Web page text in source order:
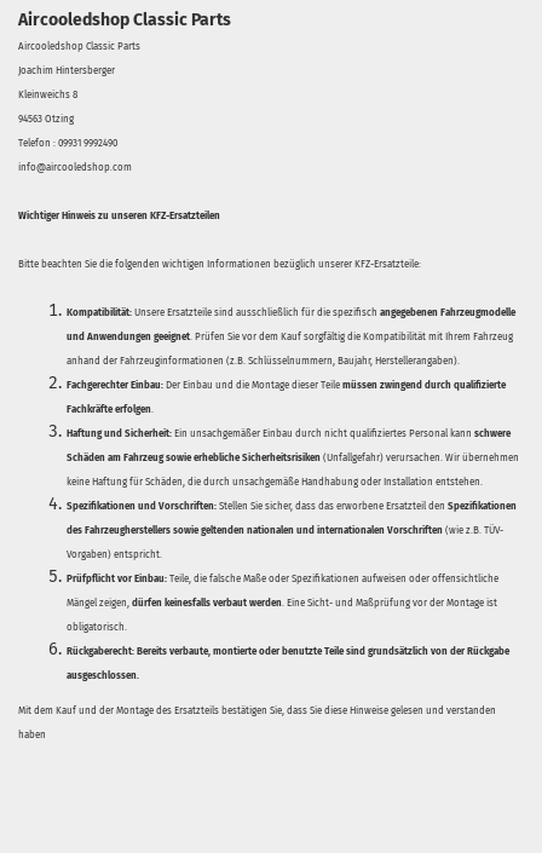
Aircooledshop Classic Parts
Aircooledshop Classic Parts
Joachim Hintersberger
Kleinweichs 8
94563 Otzing
Telefon : 09931 9992490
info@aircooledshop.com
Wichtiger Hinweis zu unseren KFZ-Ersatzteilen
Bitte beachten Sie die folgenden wichtigen Informationen bezüglich unserer KFZ-Ersatzteile:
Kompatibilität: Unsere Ersatzteile sind ausschließlich für die spezifisch angegebenen Fahrzeugmodelle
und Anwendungen geeignet. Prüfen Sie vor dem Kauf sorgfältig die Kompatibilität mit Ihrem Fahrzeug
anhand der Fahrzeuginformationen (z.B. Schlüsselnummern, Baujahr, Herstellerangaben).
Fachgerechter Einbau: Der Einbau und die Montage dieser Teile müssen zwingend durch qualifizierte
Fachkräfte erfolgen.
Haftung und Sicherheit: Ein unsachgemäßer Einbau durch nicht qualifiziertes Personal kann schwere
Schäden am Fahrzeug sowie erhebliche Sicherheitsrisiken (Unfallgefahr) verursachen. Wir übernehmen
keine Haftung für Schäden, die durch unsachgemäße Handhabung oder Installation entstehen.
Spezifikationen und Vorschriften: Stellen Sie sicher, dass das erworbene Ersatzteil den Spezifikationen
des Fahrzeugherstellers sowie geltenden nationalen und internationalen Vorschriften (wie z.B. TÜV-
Vorgaben) entspricht.
Prüfpflicht vor Einbau: Teile, die falsche Maße oder Spezifikationen aufweisen oder offensichtliche
Mängel zeigen, dürfen keinesfalls verbaut werden. Eine Sicht- und Maßprüfung vor der Montage ist
obligatorisch.
Rückgaberecht: Bereits verbaute, montierte oder benutzte Teile sind grundsätzlich von der Rückgabe
ausgeschlossen.
Mit dem Kauf und der Montage des Ersatzteils bestätigen Sie, dass Sie diese Hinweise gelesen und verstanden
haben